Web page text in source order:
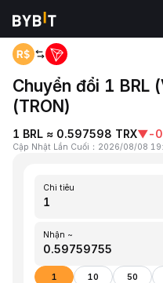
Trang chủ
Chuyển đổi 1 BRL
(TRON)
1 BRL ≈ 0.597598 TRX▼-
Cập Nhật Lần Cuối ： 2026/08/08
Chi tiêu
Nhận ~
1 10 50